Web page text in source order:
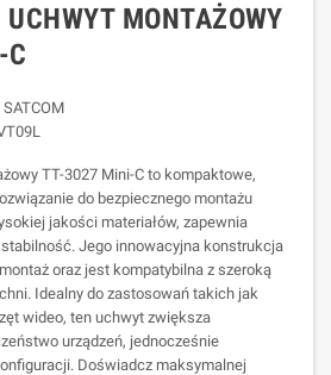
MONTAŻOWY
TT-3027 Mini-C to kompaktowe,
do bezpiecznego montażu
jakości materiałów, zapewnia
Jego innowacyjna konstrukcja
oraz jest kompatybilna z szeroką
Idealny do zastosowań takich jak
wideo, ten uchwyt zwiększa
urządzeń, jednocześnie
Doświadcz maksymalnej